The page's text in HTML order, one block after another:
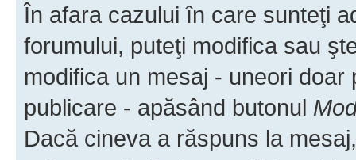
În afara cazului în care sunteţi
forumului, puteţi modifica sau
modifica un mesaj - uneori
publicare - apăsând butonul
Dacă cineva a răspuns la